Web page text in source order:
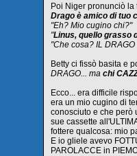
Poi Niger pronunciò la
Drago è amico di tuo
"Eh? Mio cugino chi?"
"Linus, quello grasso
"Che cosa? IL
Betty ci fissò basita e
DRAGO... ma chi
Ecco... era difficile
era un mio cugino di
conosciuto e che però
sue cassette
fottere qualcosa: mio
E io gliele avevo
PAROLACCE in